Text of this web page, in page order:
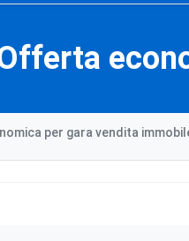
per gara vendita